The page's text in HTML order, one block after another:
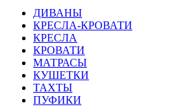
ДИВАНЫ
КРЕСЛА-КРОВАТИ
КРЕСЛА
КРОВАТИ
МАТРАСЫ
КУШЕТКИ
ТАХТЫ
ПУФИКИ